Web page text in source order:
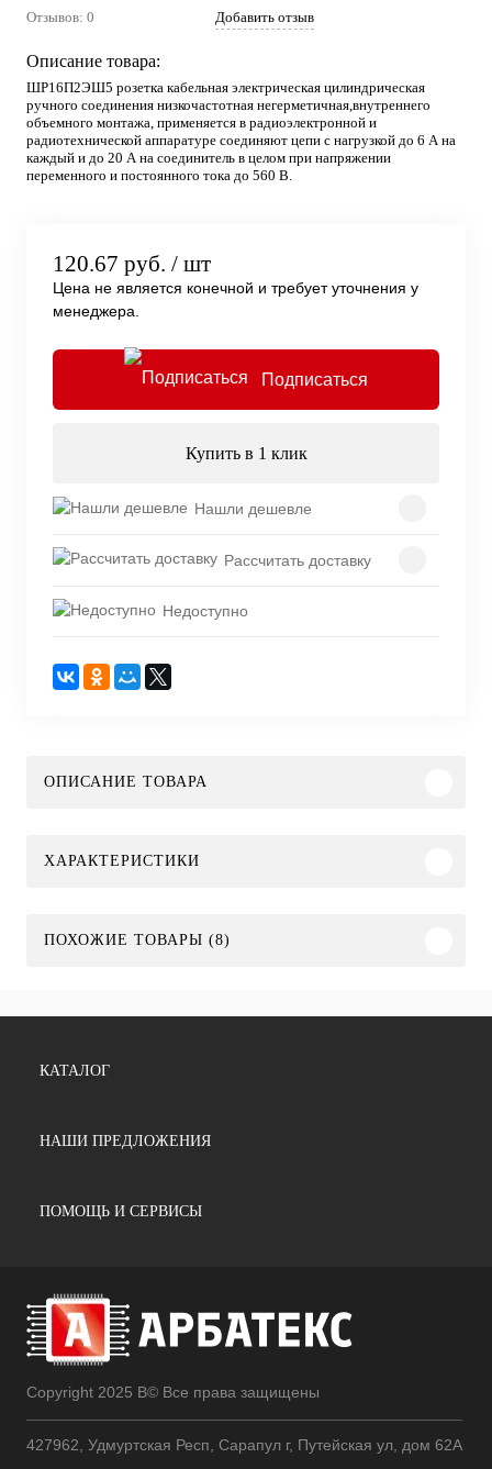
Отзывов: 0 Добавить отзыв
Описание товара:
ШР16П2ЭШ5 розетка кабельная электрическая цилиндрическая
ручного соединения низкочастотная негерметичная,внутреннего
объемного монтажа, применяется в радиоэлектронной и
радиотехнической аппаратуре соединяют цепи с нагрузкой до 6 А на
каждый и до 20 А на соединитель в целом при напряжении
переменного и постоянного тока до 560 В.
120.67 руб. / шт
Цена не является конечной и требует уточнения у
менеджера.
Подписаться
Купить в 1 клик
Нашли дешевле
Рассчитать доставку
Недоступно
ОПИСАНИЕ ТОВАРА
ХАРАКТЕРИСТИКИ
ПОХОЖИЕ ТОВАРЫ (8)
КАТАЛОГ
НАШИ ПРЕДЛОЖЕНИЯ
ПОМОЩЬ И СЕРВИСЫ
Copyright 2025 В© Все права защищены
427962, Удмуртская Респ, Сарапул г, Путейская ул, дом 62А